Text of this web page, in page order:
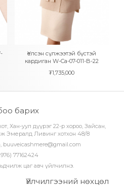
Үелсэн сүлжээтэй бүстэй
кардиган W-Ca-07-011-B-22
1,735,000
₮
барих
Хан-уул дүүрэг 22-р хороо, Зайсан,
Эмералд Ливинг хотхон 48/8
, buuveicashmere@gmail.com
77162424
цаг авч үйлчилнэ.
Үйлчилгээний нөхцөл